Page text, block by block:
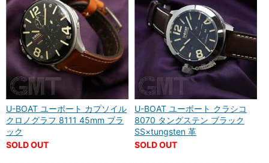
U-BOAT ユーボート カプソイル
クロノグラフ 8111 45mm ブラ
ック
SOLD OUT
U-BOAT ユーボート クラシコ
8070 タングステン ブラック
SS×tungsten 革
SOLD OUT